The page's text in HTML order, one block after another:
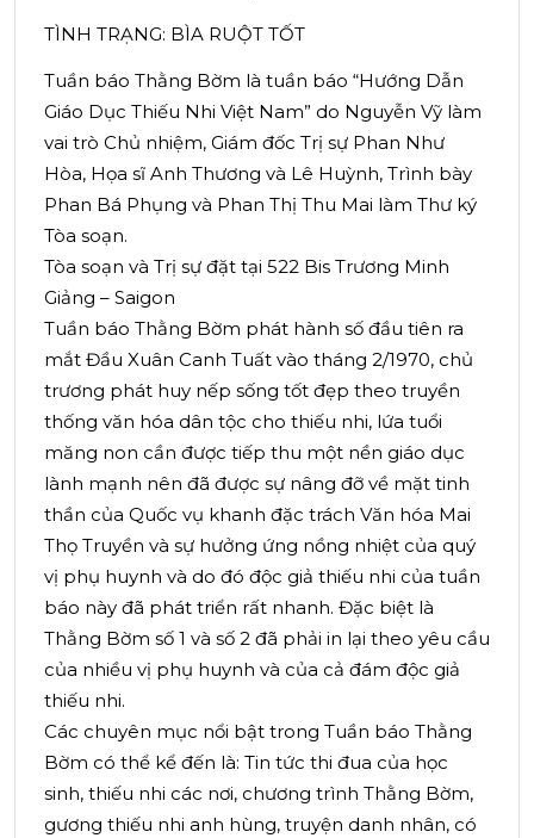
TÌNH TRẠNG: BÌA RUỘT TỐT
Tuần báo Thằng Bờm là tuần báo “Hướng Dẫn
Giáo Dục Thiếu Nhi Việt Nam” do Nguyễn Vỹ làm
vai trò Chủ nhiệm, Giám đốc Trị sự Phan Như
Hòa, Họa sĩ Anh Thương và Lê Huỳnh, Trình bày
Phan Bá Phụng và Phan Thị Thu Mai làm Thư ký
Tòa soạn.
Tòa soạn và Trị sự đặt tại 522 Bis Trương Minh
Giảng – Saigon
Tuần báo Thằng Bờm phát hành số đầu tiên ra
mắt Đầu Xuân Canh Tuất vào tháng 2/1970, chủ
trương phát huy nếp sống tốt đẹp theo truyền
thống văn hóa dân tộc cho thiếu nhi, lứa tuổi
măng non cần được tiếp thu một nền giáo dục
lành mạnh nên đã được sự nâng đỡ về mặt tinh
thần của Quốc vụ khanh đặc trách Văn hóa Mai
Thọ Truyền và sự hưởng ứng nồng nhiệt của quý
vị phụ huynh và do đó độc giả thiếu nhi của tuần
báo này đã phát triển rất nhanh. Đặc biệt là
Thằng Bờm số 1 và số 2 đã phải in lại theo yêu cầu
của nhiều vị phụ huynh và của cả đám độc giả
thiếu nhi.
Các chuyên mục nổi bật trong Tuần báo Thằng
Bờm có thể kể đến là: Tin tức thi đua của học
sinh, thiếu nhi các nơi, chương trình Thằng Bờm,
gương thiếu nhi anh hùng, truyện danh nhân, có